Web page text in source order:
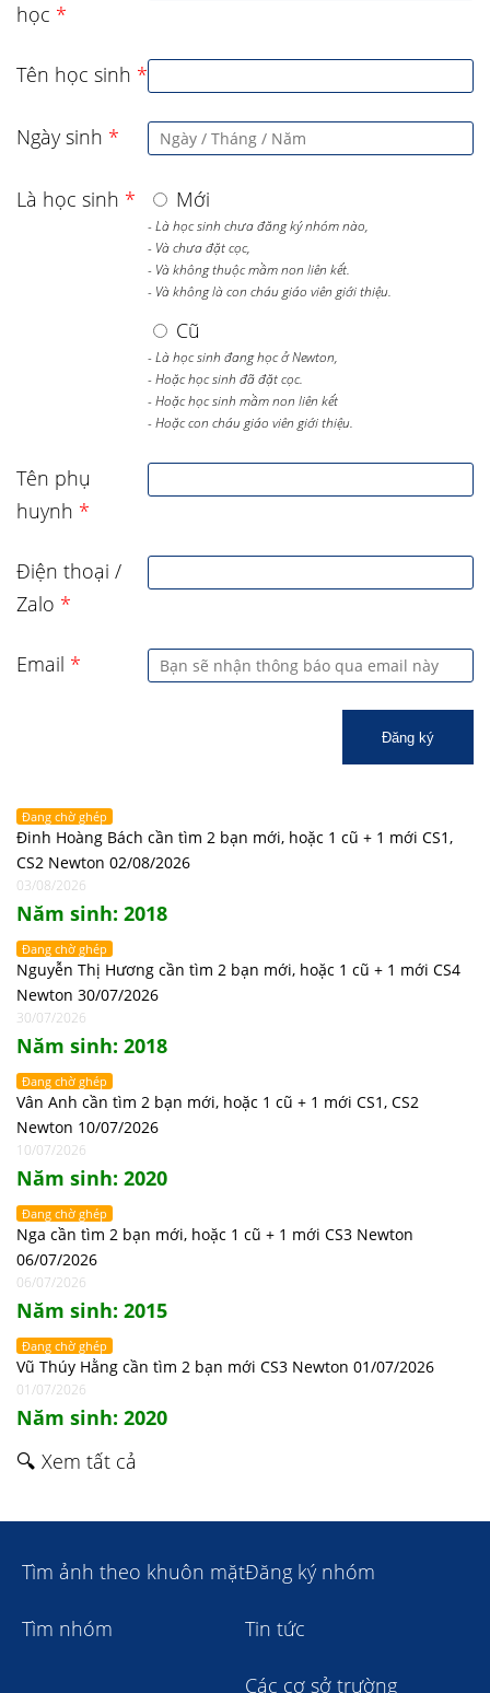
học *
Tên học sinh *
Ngày sinh *
Là học sinh * Mới
- Là học sinh chưa đăng ký nhóm nào,
- Và chưa đặt cọc,
- Và không thuộc mầm non liên kết.
- Và không là con cháu giáo viên giới thiệu.
Cũ
- Là học sinh đang học ở Newton,
- Hoặc học sinh đã đặt cọc.
- Hoặc học sinh mầm non liên kết
- Hoặc con cháu giáo viên giới thiệu.
Tên phụ
huynh *
Điện thoại /
Zalo *
Email *
Đăng ký
Đang chờ ghép
Đinh Hoàng Bách cần tìm 2 bạn mới, hoặc 1 cũ + 1 mới CS1,
CS2 Newton 02/08/2026
03/08/2026
Năm sinh: 2018
Đang chờ ghép
Nguyễn Thị Hương cần tìm 2 bạn mới, hoặc 1 cũ + 1 mới CS4
Newton 30/07/2026
30/07/2026
Năm sinh: 2018
Đang chờ ghép
Vân Anh cần tìm 2 bạn mới, hoặc 1 cũ + 1 mới CS1, CS2
Newton 10/07/2026
10/07/2026
Năm sinh: 2020
Đang chờ ghép
Nga cần tìm 2 bạn mới, hoặc 1 cũ + 1 mới CS3 Newton
06/07/2026
06/07/2026
Năm sinh: 2015
Đang chờ ghép
Vũ Thúy Hằng cần tìm 2 bạn mới CS3 Newton 01/07/2026
01/07/2026
Năm sinh: 2020
🔍 Xem tất cả
Tìm ảnh theo khuôn mặtĐăng ký nhóm
Tìm nhóm Tin tức
Các cơ sở trường